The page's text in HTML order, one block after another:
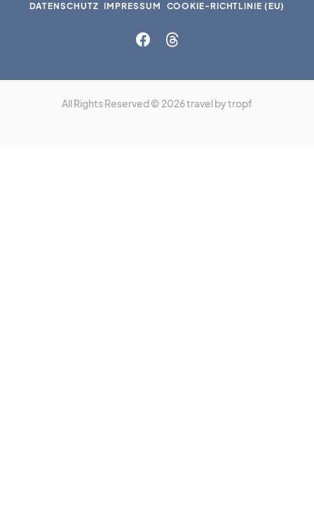
DATENSCHUTZ IMPRESSUM COOKIE-RICHTLINIE (EU)
All Rights Reserved © 2026 travel by tropf